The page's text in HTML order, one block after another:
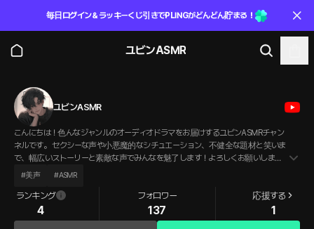
毎日ログイン＆ラッキーくじ引きでPLINGがどんどん貯まる！
ユビンASMR
ユビンASMR
こんにちは！色んなジャンルのオーディオドラマをお届けするユビンASMRチャン
ネルです。 セクシーな声や小悪魔的なシチュエーション、不健全な題材と笑いま
で、幅広いストーリーと素敵な声でみんなを魅了します！よろしくお願いしま
す！:)💛
#美声 #ASMR
ランキング
4
フォロワー
137
応援する
1